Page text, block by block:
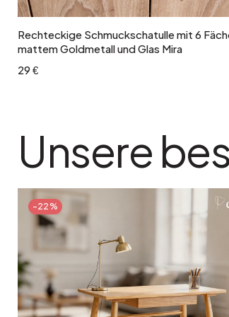
Rechteckige Schmuckschatulle mit 6
mattem Goldmetall und Glas Mira
29 €
Unsere
-22%